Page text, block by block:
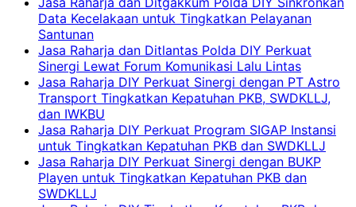
Data Kecelakaan untuk Tingkatkan Pelayanan
Santunan
Jasa Raharja dan Ditlantas Polda DIY Perkuat
Sinergi Lewat Forum Komunikasi Lalu Lintas
Jasa Raharja DIY Perkuat Sinergi dengan PT Astro
Transport Tingkatkan Kepatuhan PKB, SWDKLLJ,
dan IWKBU
Jasa Raharja DIY Perkuat Program SIGAP Instansi
untuk Tingkatkan Kepatuhan PKB dan SWDKLLJ
Jasa Raharja DIY Perkuat Sinergi dengan BUKP
Playen untuk Tingkatkan Kepatuhan PKB dan
SWDKLLJ